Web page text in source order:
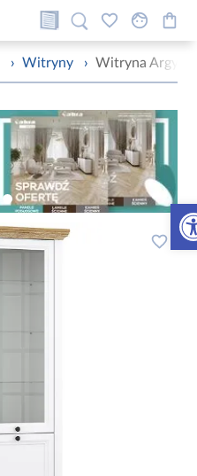
› Witryny › Witryna Argyle